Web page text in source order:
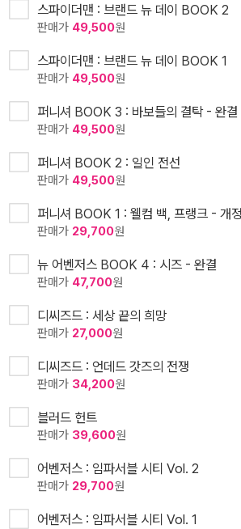
스파이더맨 : 브랜드 뉴 데이 BOOK 2
판매가 49,500원
스파이더맨 : 브랜드 뉴 데이 BOOK 1
판매가 49,500원
퍼니셔 BOOK 3 : 바보들의 결탁 - 완결
판매가 49,500원
퍼니셔 BOOK 2 : 일인 전선
판매가 49,500원
퍼니셔 BOOK 1 : 웰컴 백, 프랭크 - 개
판매가 29,700원
뉴 어벤저스 BOOK 4 : 시즈 - 완결
판매가 47,700원
디씨즈드 : 세상 끝의 희망
판매가 27,000원
디씨즈드 : 언데드 갓즈의 전쟁
판매가 34,200원
블러드 헌트
판매가 39,600원
어벤저스 : 임파서블 시티 Vol. 2
판매가 29,700원
어벤저스 : 임파서블 시티 Vol. 1